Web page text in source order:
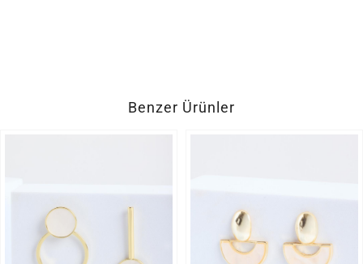
Benzer Ürünler